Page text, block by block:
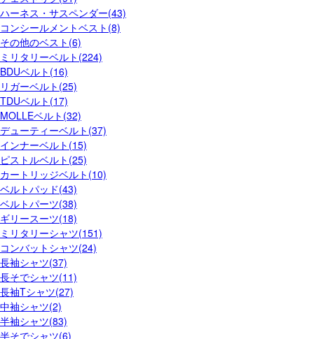
ハーネス・サスペンダー(43)
コンシールメントベスト(8)
その他のベスト(6)
ミリタリーベルト(224)
BDUベルト(16)
リガーベルト(25)
TDUベルト(17)
MOLLEベルト(32)
デューティーベルト(37)
インナーベルト(15)
ピストルベルト(25)
カートリッジベルト(10)
ベルトパッド(43)
ベルトパーツ(38)
ギリースーツ(18)
ミリタリーシャツ(151)
コンバットシャツ(24)
長袖シャツ(37)
長そでシャツ(11)
長袖Tシャツ(27)
中袖シャツ(2)
半袖シャツ(83)
半そでシャツ(6)